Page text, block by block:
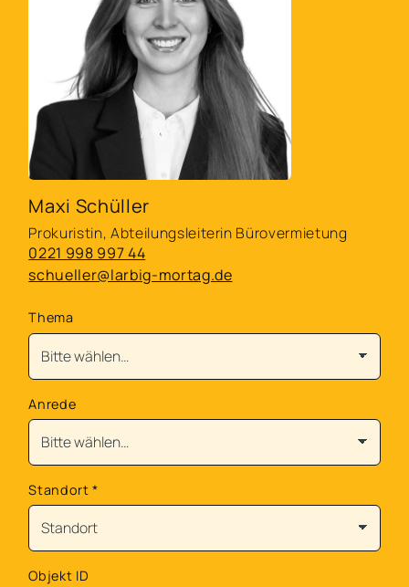
Maxi Schüller
Prokuristin, Abteilungsleiterin Bürovermietung
0221 998 997 44
schueller@larbig-mortag.de
Thema
Anrede
Standort*
Objekt ID